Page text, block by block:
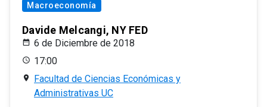
Macroeconomía
Davide Melcangi, NY FED
6 de Diciembre de 2018
17:00
Facultad de Ciencias Económicas y
Administrativas UC